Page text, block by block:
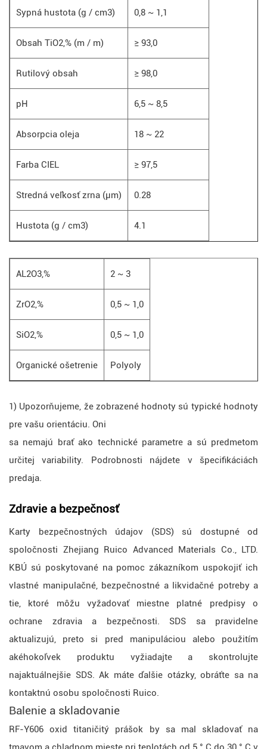
Sypná hustota (g / cm3) 0,8 ~ 1,1
Obsah TiO2,% (m / m) ≥ 93,0
Rutilový obsah ≥ 98,0
pH 6,5 ~ 8,5
Absorpcia oleja 18 ~ 22
Farba CIEL ≥ 97,5
Stredná veľkosť zrna (μm) 0.28
Hustota (g / cm3) 4.1
AL2O3,% 2 ~ 3
ZrO2,% 0,5 ~ 1,0
SiO2,% 0,5 ~ 1,0
Organické ošetrenie Polyoly
1) Upozorňujeme, že zobrazené hodnoty sú typické hodnoty
pre vašu orientáciu. Oni
sa nemajú brať ako technické parametre a sú predmetom
určitej variability. Podrobnosti nájdete v špecifikáciách
predaja.
Zdravie a bezpečnosť
Karty bezpečnostných údajov (SDS) sú dostupné od
spoločnosti Zhejiang Ruico Advanced Materials Co., LTD.
KBÚ sú poskytované na pomoc zákazníkom uspokojiť ich
vlastné manipulačné, bezpečnostné a likvidačné potreby a
tie, ktoré môžu vyžadovať miestne platné predpisy o
ochrane zdravia a bezpečnosti. SDS sa pravidelne
aktualizujú, preto si pred manipuláciou alebo použitím
akéhokoľvek produktu vyžiadajte a skontrolujte
najaktuálnejšie SDS. Ak máte ďalšie otázky, obráťte sa na
kontaktnú osobu spoločnosti Ruico.
Balenie a skladovanie
RF-Y606 oxid titaničitý prášok by sa mal skladovať na